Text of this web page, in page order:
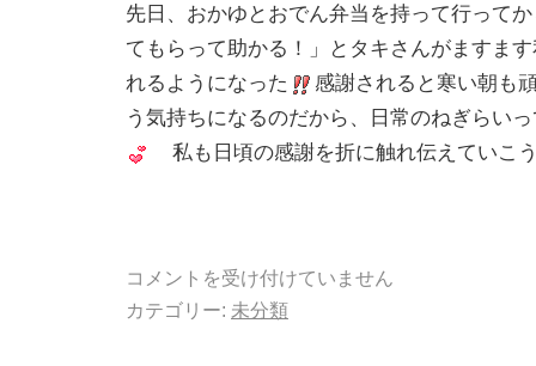
先日、おかゆとおでん弁当を持って行って
てもらって助かる！」とタキさんがますま
れるようになった
感謝されると寒い朝も
う気持ちになるのだから、日常のねぎらい
私も日頃の感謝を折に触れ伝えていこ
コメントを受け付けていません
カテゴリー: 未分類